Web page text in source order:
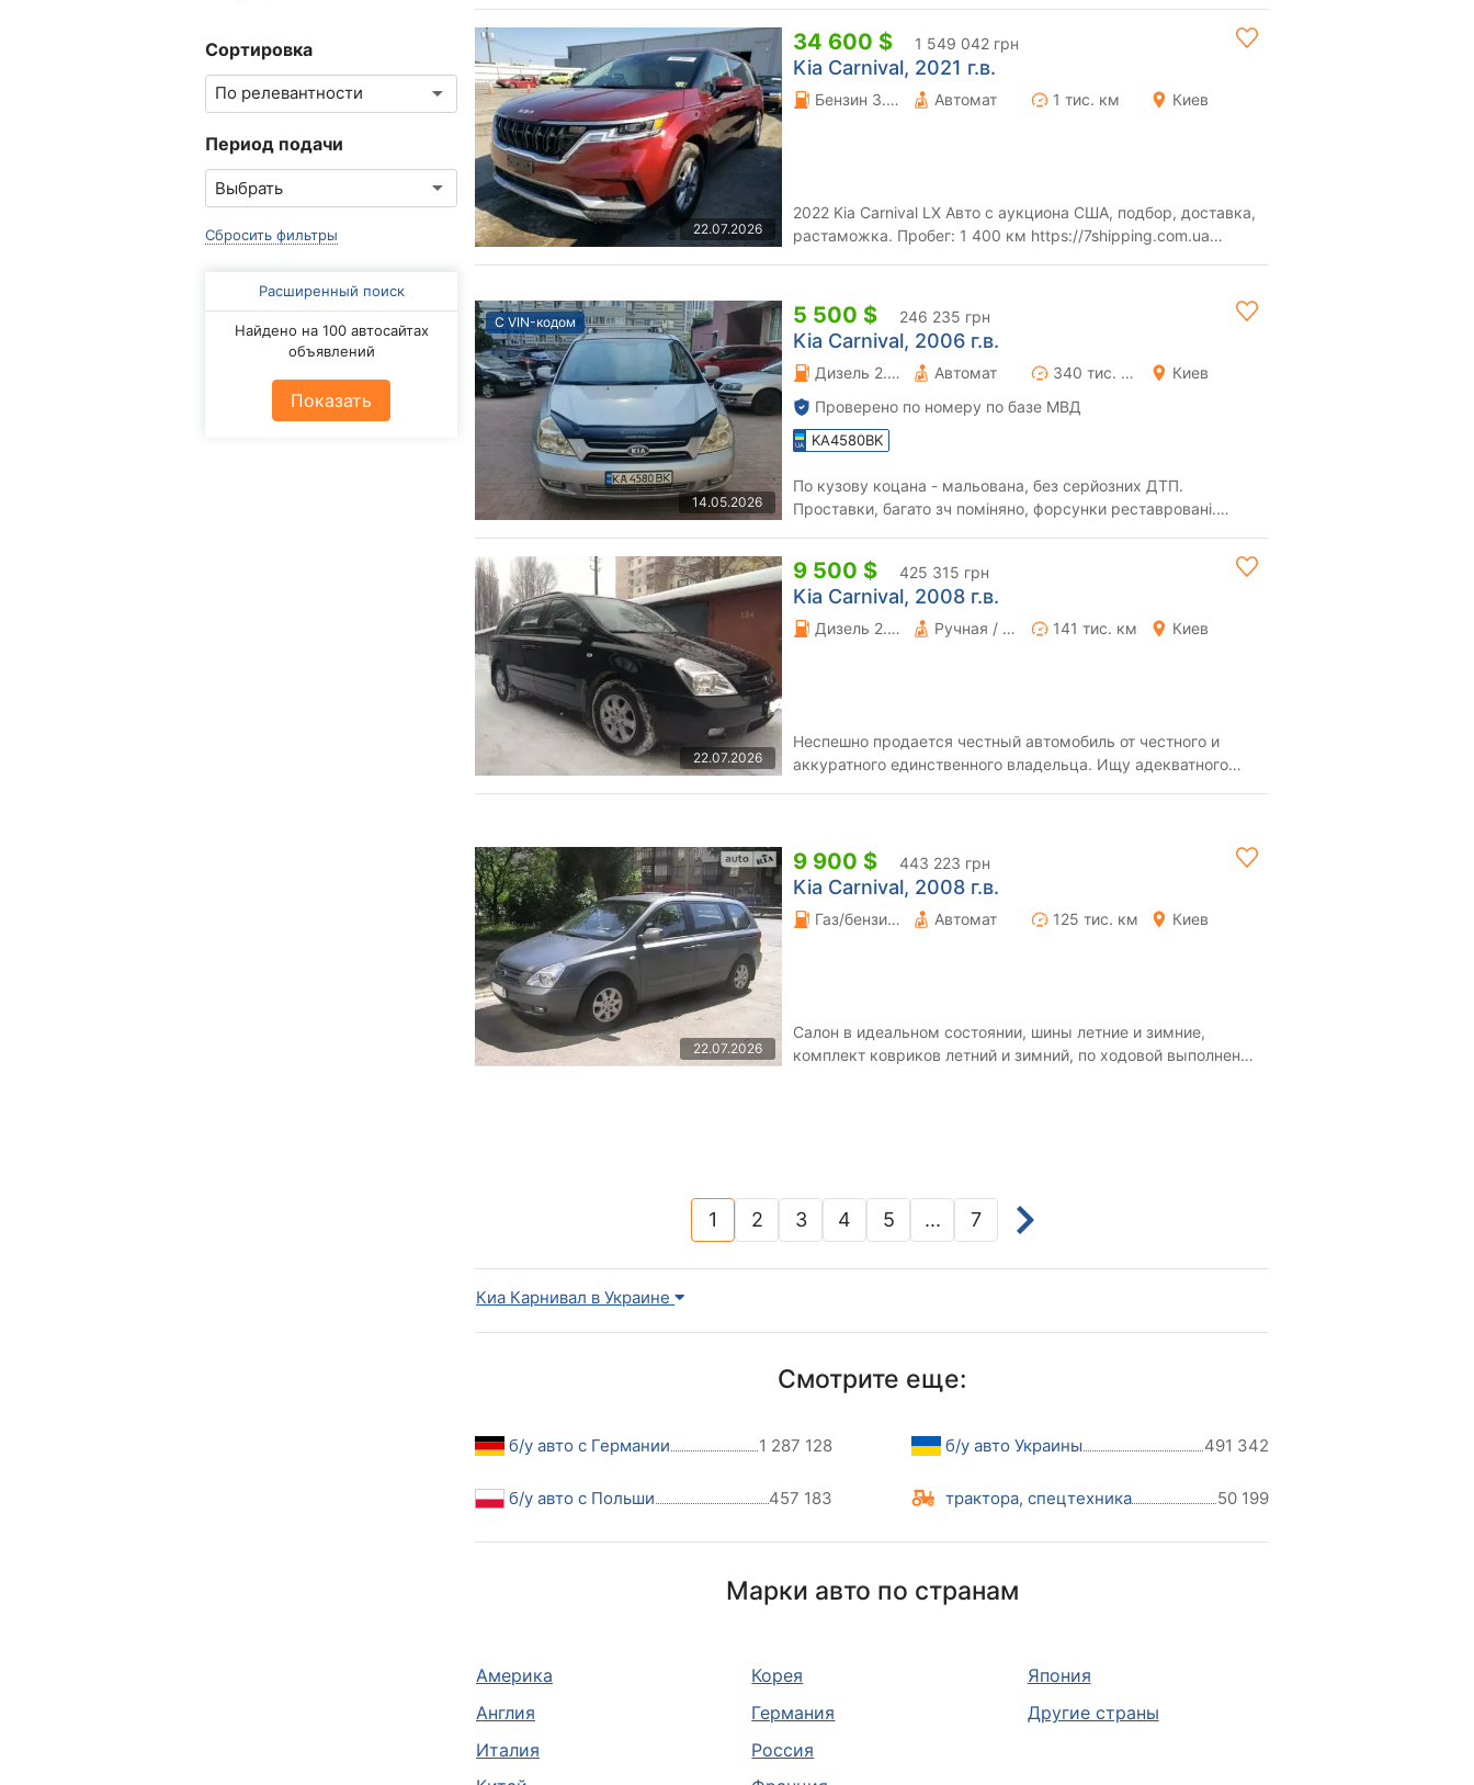
Сортировка
Период подачи
Сбросить фильтры
Расширенный поиск
Найдено на 100 автосайтах
объявлений
Показать
22.07.2026
34 600 $ 1 549 042 грн
Kia Carnival, 2021 г.в.
Бензин 3.5 л. Автомат 1 тис. км Киев
2022 Kia Carnival LX Авто с аукциона США, подбор, доставка,
растаможка. Пробег: 1 400 км https://7shipping.com.ua
С VIN-кодом
14.05.2026
5 500 $ 246 235 грн
Kia Carnival, 2006 г.в.
Дизель 2.9 л. Автомат 340 тис. км
Киев
Проверено по номеру по базе МВД
KA4580BK
По кузову коцана - мальована, без серйозних ДТП.
Проставки, багато зч поміняно, форсунки реставровані.
22.07.2026
9 500 $ 425 315 грн
Kia Carnival, 2008 г.в.
Дизель 2.9 л. Ручная / Механика 141 тис. км Киев
Неспешно продается честный автомобиль от честного и
аккуратного единственного владельца. Ищу адекватного
22.07.2026
9 900 $ 443 223 грн
Kia Carnival, 2008 г.в.
Газ/бензин 2.7 л. Автомат 125 тис. км Киев
Салон в идеальном состоянии, шины летние и зимние,
комплект ковриков летний и зимний, по ходовой выполнена
1(current)
2 3 4 5 ... 7
Киа Карнивал в Украине
Смотрите еще:
б/у авто с Германии 1 287 128
б/у авто с Польши 457 183
б/у авто Украины 491 342
трактора, спецтехника 50 199
Марки авто по странам
Америка
Англия
Италия
Корея
Германия
Россия
Япония
Другие страны